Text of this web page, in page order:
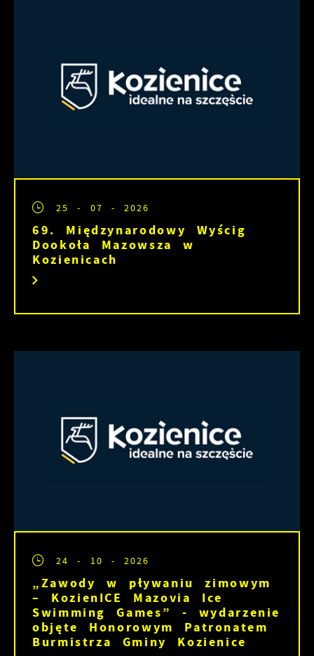
25 - 07 - 2026
69. Międzynarodowy Wyścig
Dookoła Mazowsza w
Kozienicach
24 - 10 - 2026
„Zawody w pływaniu zimowym
– KozienICE Mazovia Ice
Swimming Games” - wydarzenie
objęte Honorowym Patronatem
Burmistrza Gminy Kozienice